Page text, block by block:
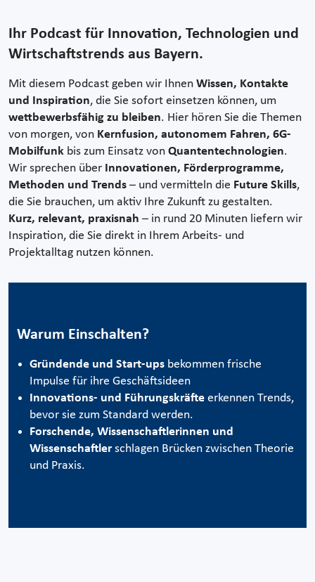
Ihr Podcast für Innovation, Technologien und
Wirtschaftstrends aus Bayern.
Mit diesem Podcast geben wir Ihnen Wissen, Kontakte
und Inspiration, die Sie sofort einsetzen können, um
wettbewerbsfähig zu bleiben. Hier hören Sie die Themen
von morgen, von Kernfusion, autonomem Fahren, 6G-
Mobilfunk bis zum Einsatz von Quantentechnologien.
Wir sprechen über Innovationen, Förderprogramme,
Methoden und Trends – und vermitteln die Future Skills,
die Sie brauchen, um aktiv Ihre Zukunft zu gestalten.
Kurz, relevant, praxisnah – in rund 20 Minuten liefern wir
Inspiration, die Sie direkt in Ihrem Arbeits- und
Projektalltag nutzen können.
Warum Einschalten?
Gründende und Start-ups bekommen frische
Impulse für ihre Geschäftsideen
Innovations- und Führungskräfte erkennen Trends,
bevor sie zum Standard werden.
Forschende, Wissenschaftlerinnen und
Wissenschaftlerschlagen Brücken zwischen Theorie
und Praxis.